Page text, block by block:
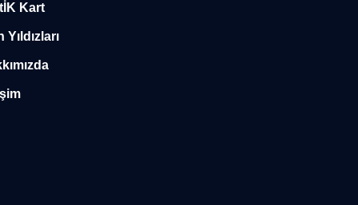
Kart
Yıldızları